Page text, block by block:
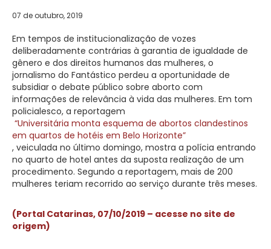
07 de outubro, 2019
Em tempos de institucionalização de vozes
deliberadamente contrárias à garantia de igualdade de
gênero e dos direitos humanos das mulheres, o
jornalismo do Fantástico perdeu a oportunidade de
subsidiar o debate público sobre aborto com
informações de relevância à vida das mulheres. Em tom
policialesco, a reportagem
“Universitária monta esquema de abortos clandestinos
em quartos de hotéis em Belo Horizonte”
, veiculada no último domingo, mostra a polícia entrando
no quarto de hotel antes da suposta realização de um
procedimento. Segundo a reportagem, mais de 200
mulheres teriam recorrido ao serviço durante três meses.
(Portal Catarinas, 07/10/2019 – acesse no site de
origem)